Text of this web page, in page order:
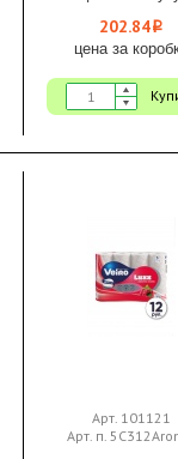
202.84i
цена за
Арт. 101121
Арт. п.